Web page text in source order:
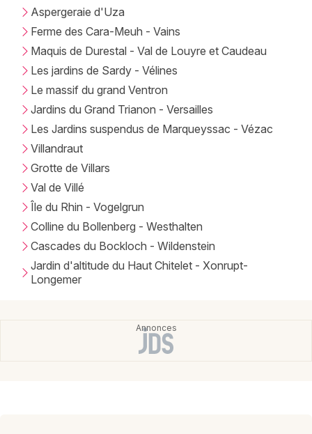
Aspergeraie d'Uza
Ferme des Cara-Meuh - Vains
Maquis de Durestal - Val de Louyre et Caudeau
Les jardins de Sardy - Vélines
Le massif du grand Ventron
Jardins du Grand Trianon - Versailles
Les Jardins suspendus de Marqueyssac - Vézac
Villandraut
Grotte de Villars
Val de Villé
Île du Rhin - Vogelgrun
Colline du Bollenberg - Westhalten
Cascades du Bockloch - Wildenstein
Jardin d'altitude du Haut Chitelet - Xonrupt-
Longemer